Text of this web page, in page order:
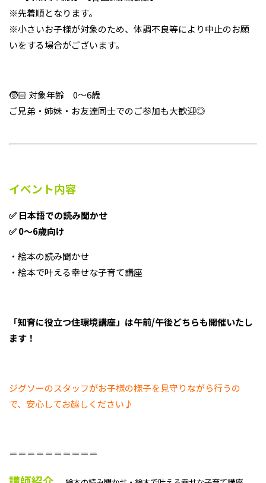
※先着順となります。
※小さいお子様が対象のため、体調不良等により中止のお願
いをする場合がございます。
🧒🏻 対象年齢 0～6歳
ご兄弟・姉妹・お友達同士でのご参加も大歓迎◎
イベント内容
✅ 日本語での読み聞かせ
✅ 0～6歳向け
・絵本の読み聞かせ
・絵本で叶える幸せな子育て講座
「知育に役立つ住環境講座」は午前/午後どちらも開催いたし
ます！
ジグソーのスタッフがお子様の様子を見守りながら行うの
で、安心してお越しください♪
＝＝＝＝＝＝＝＝＝＝